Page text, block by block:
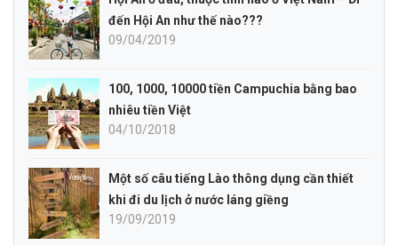
đến Hội An như thế nào???
09/04/2019
100, 1000, 10000 tiền Campuchia bằng bao
nhiêu tiền Việt
04/10/2018
Một số câu tiếng Lào thông dụng cần thiết
khi đi du lịch ở nước láng giềng
19/09/2019